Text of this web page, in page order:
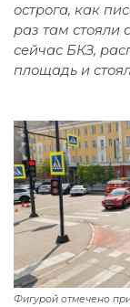
острога, как
раз там стояли
сейчас БКЗ,
площадь и
Фигурой отмечено